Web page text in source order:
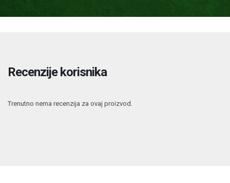
Recenzije korisnika
Trenutno nema recenzija za ovaj proizvod.